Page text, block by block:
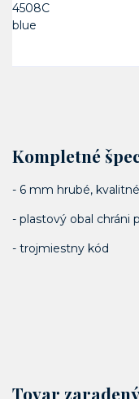
Kompletné
- 6 mm hrubé,
- plastový obal chráni
- trojmiestny kód
Tovar